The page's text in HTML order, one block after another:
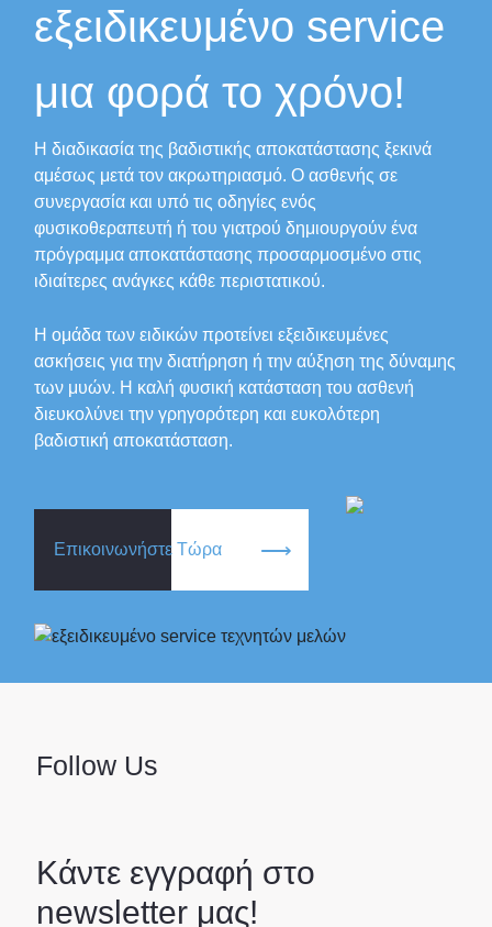
εξειδικευμένο service
μια φορά το χρόνο!
Η διαδικασία της βαδιστικής αποκατάστασης ξεκινά
αμέσως μετά τον ακρωτηριασμό. Ο ασθενής σε
συνεργασία και υπό τις οδηγίες ενός
φυσικοθεραπευτή ή του γιατρού δημιουργούν ένα
πρόγραμμα αποκατάστασης προσαρμοσμένο στις
ιδιαίτερες ανάγκες κάθε περιστατικού.
Η ομάδα των ειδικών προτείνει εξειδικευμένες
ασκήσεις για την διατήρηση ή την αύξηση της δύναμης
των μυών. Η καλή φυσική κατάσταση του ασθενή
διευκολύνει την γρηγορότερη και ευκολότερη
βαδιστική αποκατάσταση.
Επικοινωνήστε Τώρα
Follow Us
Κάντε εγγραφή στο
newsletter μας!